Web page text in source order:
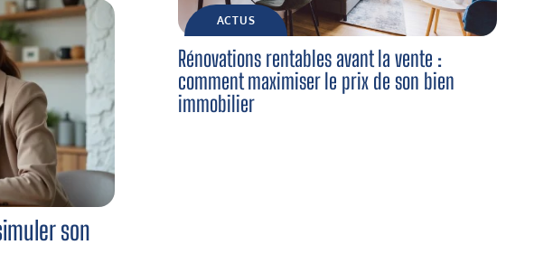
son
ACTUS
Rénovations rentables avant la vente :
comment maximiser le prix de son bien
immobilier